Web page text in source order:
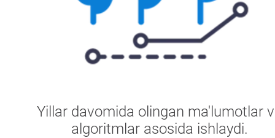
Yillar davomida olingan ma'lumotlar
algoritmlar asosida ishlaydi.